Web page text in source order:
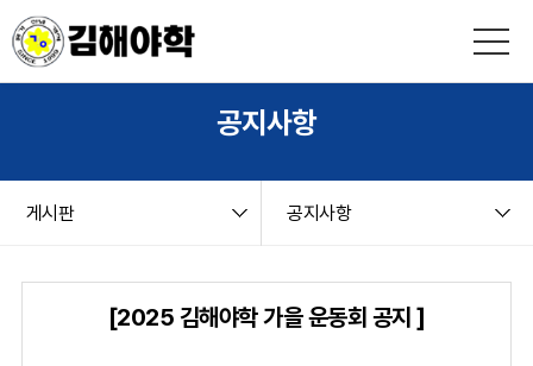
공지사항
게시판 공지사항
[2025 김해야학 가을 운동회 공지 ]